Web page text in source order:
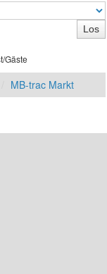
Gäste
MB-trac Markt